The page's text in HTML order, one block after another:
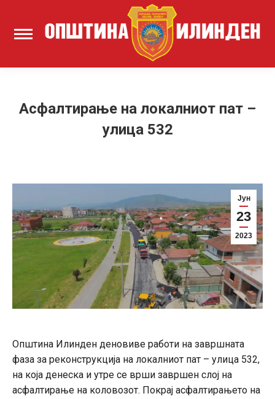
Асфалтирање на локалниот пат –
улица 532
Јун
23
2023
Општина Илинден деновиве работи на завршната
фаза за реконструкција на локалниот пат – улица 532,
на која денеска и утре се врши завршен слој на
асфалтирање на коловозот. Покрај асфалтирањето на